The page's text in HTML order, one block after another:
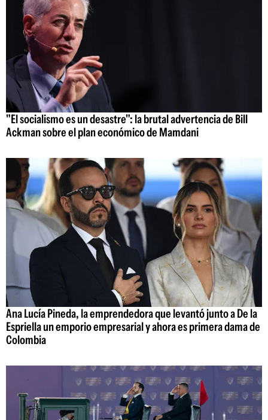
"El socialismo es un desastre": la brutal advertencia de Bill
Ackman sobre el plan económico de Mamdani
Ana Lucía Pineda, la emprendedora que levantó junto a De la
Espriella un emporio empresarial y ahora es primera dama de
Colombia